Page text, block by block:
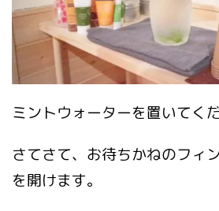
ミントウォーターを置いてく
さてさて、お待ちかねのフィ
を開けます。